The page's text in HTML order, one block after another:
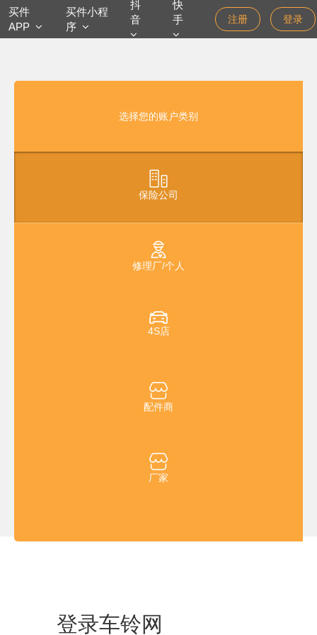
买件
APP
买件小程
序
抖
音
快
手
注册 登录
选择您的账户类别
保险公司
修理厂/个人
4S店
配件商
厂家
登录车铃网